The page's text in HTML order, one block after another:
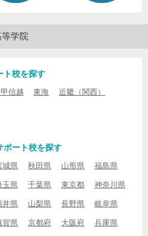
学院
ト校を探す
信越 東海 近畿（関西）
ポート校を探す
城県 秋田県 山形県 福島県
玉県 千葉県 東京都 神奈川県
井県 山梨県 長野県 岐阜県
賀県 京都府 大阪府 兵庫県